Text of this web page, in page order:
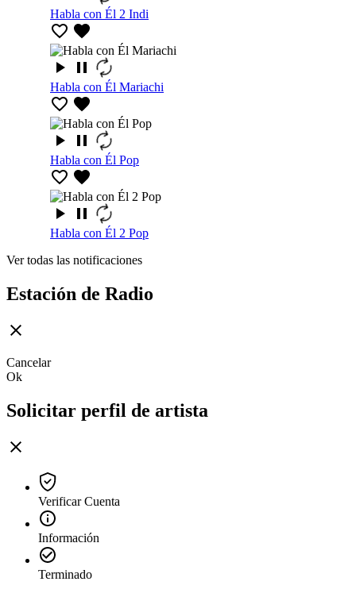
Habla con Él 2 Indi
Habla con Él Mariachi
Habla con Él Pop
Habla con Él 2 Pop
Ver todas las notificaciones
Estación de Radio
Cancelar
Ok
Solicitar perfil de artista
Verificar Cuenta
Información
Terminado